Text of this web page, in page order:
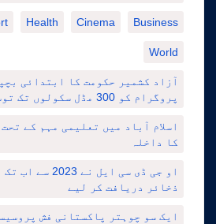
Business
Cinema
Health
World
آزاد کشمیر حکومت کا ابتدائی
پروگرام کو 300 مڈل سکولوں تک توسیع دینے کا فیصلہ
کا داخلہ
ذخائر دریافت کر لیے
ایک سو چوہتر پاکستانی فش